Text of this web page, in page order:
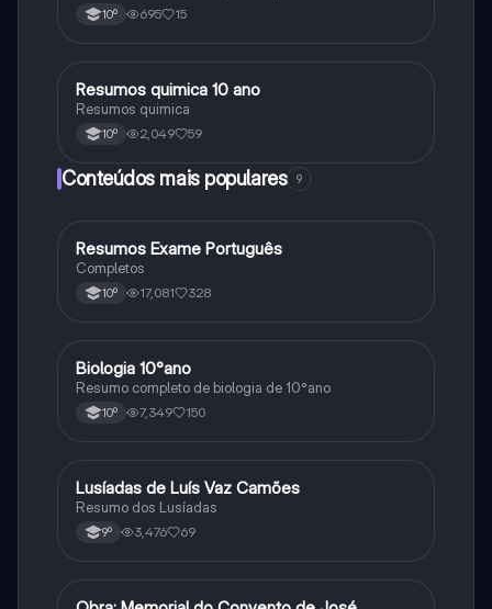
10º 695 15
Química
Resumos quimica 10 ano
Resumos quimica
10º 2,049 59
Conteúdos mais populares 9
Português
Resumos Exame Português
Completos
10º 17,081 328
Biologia
Biologia 10°ano
Resumo completo de biologia de 10°ano
10º 7,349 150
Português
Lusíadas de Luís Vaz Camões
Resumo dos Lusíadas
9º 3,476 69